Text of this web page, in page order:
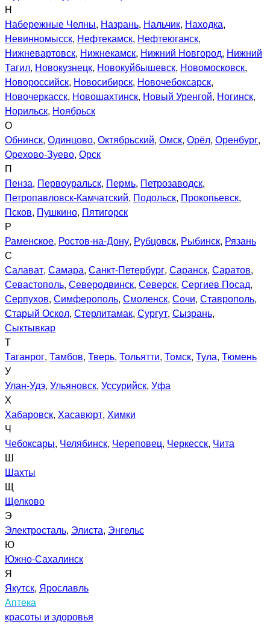
Н
Набережные Челны, Назрань, Нальчик, Находка,
Невинномысск, Нефтекамск, Нефтеюганск,
Нижневартовск, Нижнекамск, Нижний Новгород, Нижний
Тагил, Новокузнецк, Новокуйбышевск, Новомосковск,
Новороссийск, Новосибирск, Новочебоксарск,
Новочеркасск, Новошахтинск, Новый Уренгой, Ногинск,
Норильск, Ноябрьск
О
Обнинск, Одинцово, Октябрьский, Омск, Орёл, Оренбург,
Орехово-Зуево, Орск
П
Пенза, Первоуральск, Пермь, Петрозаводск,
Петропавловск-Камчатский, Подольск, Прокопьевск,
Псков, Пушкино, Пятигорск
Р
Раменское, Ростов-на-Дону, Рубцовск, Рыбинск, Рязань
С
Салават, Самара, Санкт-Петербург, Саранск, Саратов,
Севастополь, Северодвинск, Северск, Сергиев Посад,
Серпухов, Симферополь, Смоленск, Сочи, Ставрополь,
Старый Оскол, Стерлитамак, Сургут, Сызрань,
Сыктывкар
Т
Таганрог, Тамбов, Тверь, Тольятти, Томск, Тула, Тюмень
У
Улан-Удэ, Ульяновск, Уссурийск, Уфа
Х
Хабаровск, Хасавюрт, Химки
Ч
Чебоксары, Челябинск, Череповец, Черкесск, Чита
Ш
Шахты
Щ
Щелково
Э
Электросталь, Элиста, Энгельс
Ю
Южно-Сахалинск
Я
Якутск, Ярославль
Аптека
красоты и здоровья